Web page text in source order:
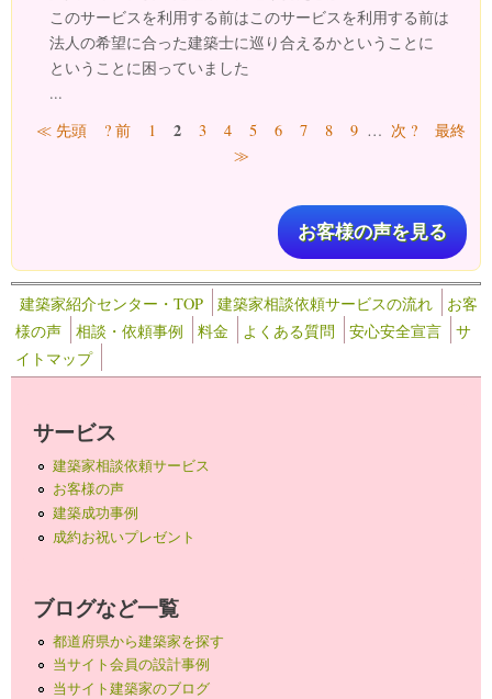
このサービスを利用する前はこのサービスを利用する前は
法人の希望に合った建築士に巡り合えるかということに
ということに困っていました
...
ページ
≪ 先頭 ? 前 1 2 3 4 5 6 7 8 9 … 次 ?
最終
≫
お客様の声を見る
建築家紹介センター・TOP 建築家相談依頼サービスの流れ
お客
様の声
相談・依頼事例 料金 よくある質問 安心安全宣言
サ
イトマップ
サービス
建築家相談依頼サービス
お客様の声
建築成功事例
成約お祝いプレゼント
ブログなど一覧
都道府県から建築家を探す
当サイト会員の設計事例
当サイト建築家のブログ